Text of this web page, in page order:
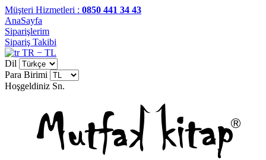
Müşteri Hizmetleri : 0850 441 34 43
AnaSayfa
Siparişlerim
Sipariş Takibi
TR − TL
Dil
Para Birimi
Hoşgeldiniz Sn.